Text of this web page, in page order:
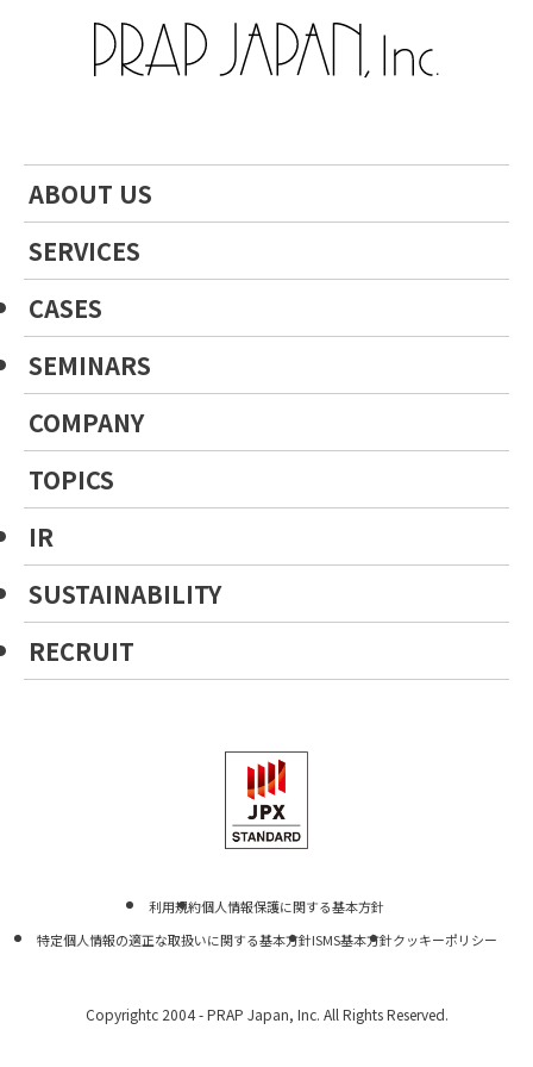
ABOUT US
SERVICES
CASES
SEMINARS
COMPANY
TOPICS
IR
SUSTAINABILITY
RECRUIT
利用規約個人情報保護に関する基本方針
特定個人情報の適正な取扱いに関する基本方針ISMS基本方針クッキーポリシー
Copyrightc 2004 -PRAP Japan, Inc. All Rights Reserved.